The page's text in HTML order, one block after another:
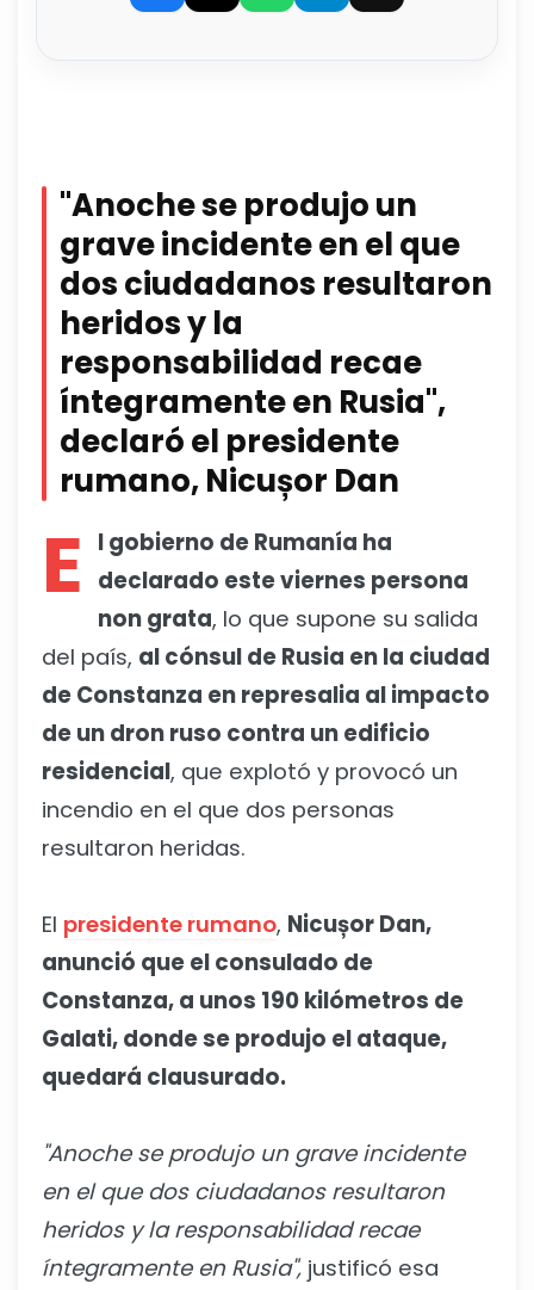
"Anoche se produjo un
grave incidente en el que
dos ciudadanos resultaron
heridos y la
responsabilidad recae
íntegramente en Rusia",
declaró el presidente
rumano, Nicușor Dan
E
l gobierno de Rumanía ha
declarado este viernes persona
non grata, lo que supone su salida
del país, al cónsul de Rusia en la ciudad
de Constanza en represalia al impacto
de un dron ruso contra un edificio
residencial, que explotó y provocó un
incendio en el que dos personas
resultaron heridas.
El presidente rumano, Nicușor Dan,
anunció que el consulado de
Constanza, a unos 190 kilómetros de
Galati, donde se produjo el ataque,
quedará clausurado.
"Anoche se produjo un grave incidente
en el que dos ciudadanos resultaron
heridos y la responsabilidad recae
íntegramente en Rusia", justificó esa